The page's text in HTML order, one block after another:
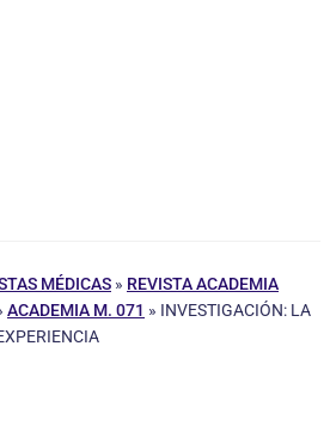
MÉDICAS » REVISTA ACADEMIA
ACADEMIA M. 071 » INVESTIGACIÓN: LA